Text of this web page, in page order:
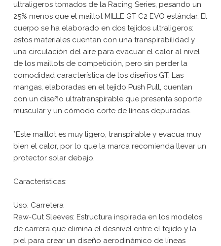
ultraligeros tomados de la Racing Series, pesando un
25% menos que el maillot MILLE GT C2 EVO estándar. El
cuerpo se ha elaborado en dos tejidos ultraligeros:
estos materiales cuentan con una transpirabilidad y
una circulación del aire para evacuar el calor al nivel
de los maillots de competición, pero sin perder la
comodidad característica de los diseños GT. Las
mangas, elaboradas en el tejido Push Pull, cuentan
con un diseño ultratranspirable que presenta soporte
muscular y un cómodo corte de líneas depuradas.
*Este maillot es muy ligero, transpirable y evacua muy
bien el calor, por lo que la marca recomienda llevar un
protector solar debajo.
Características:
Uso: Carretera
Raw-Cut Sleeves: Estructura inspirada en los modelos
de carrera que elimina el desnivel entre el tejido y la
piel para crear un diseño aerodinámico de líneas